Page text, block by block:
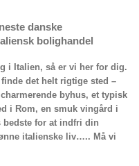
danske
bolighandel
i Italien, så er vi her for dig.
det helt rigtige sted –
byhus, et typisk
i Rom, en smuk vingård i
bedste for at indfri din
italienske liv….. Må vi